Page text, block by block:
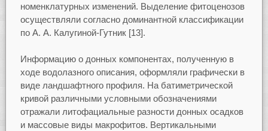
номенклатурных изменений. Выделение фитоценозов
осуществляли согласно доминантной классификации
по А. А. Калугиной-Гутник [13].
Информацию о донных компонентах, полученную в
ходе водолазного описания, оформляли графически в
виде ландшафтного профиля. На батиметрической
кривой различными условными обозначениями
отражали литофациальные разности донных осадков
и массовые виды макрофитов. Вертикальными